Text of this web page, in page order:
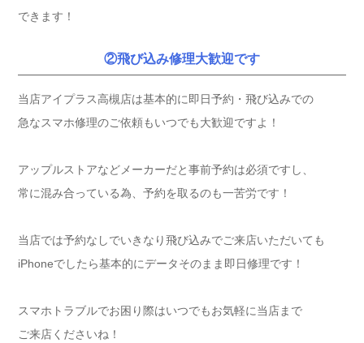
できます！
②飛び込み修理大歓迎です
当店アイプラス高槻店は基本的に即日予約・飛び込みでの
急なスマホ修理のご依頼もいつでも大歓迎ですよ！
アップルストアなどメーカーだと事前予約は必須ですし、
常に混み合っている為、予約を取るのも一苦労です！
当店では予約なしでいきなり飛び込みでご来店いただいても
iPhoneでしたら基本的にデータそのまま即日修理です！
スマホトラブルでお困り際はいつでもお気軽に当店まで
ご来店くださいね！